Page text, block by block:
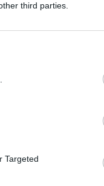
third parties.
Targeted
a en effet
cependant dévoilé
semble être passé.
red. It is